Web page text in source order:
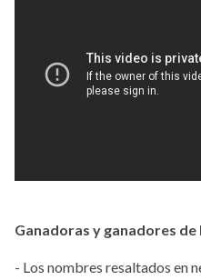
Ganadoras y ganadores de
- Los nombres resaltados en